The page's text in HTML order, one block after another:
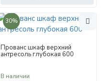
30%
Прованс шкаф верхний
антресоль глубокая 600
В наличии